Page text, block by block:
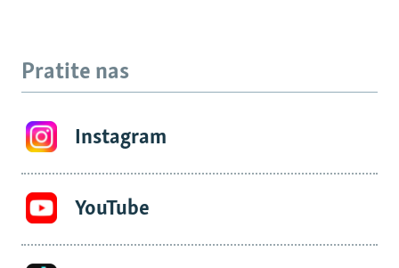
Pratite nas
Instagram
YouTube